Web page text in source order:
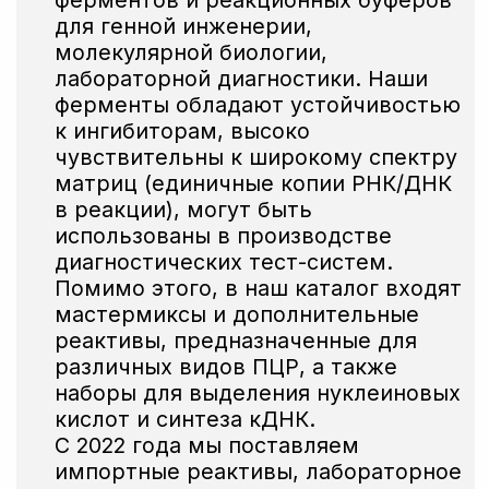
Заказать образцы
Вы можете протестировать
продукцию и заказать тестовые образцы
прямо сейчас!
Если вам необходимо получить полную
информацию о ценах на продукцию,
то вы можете сделать это, нажав на кнопку
Смотреть прайс
Собственные площади
для производства,
новейшее